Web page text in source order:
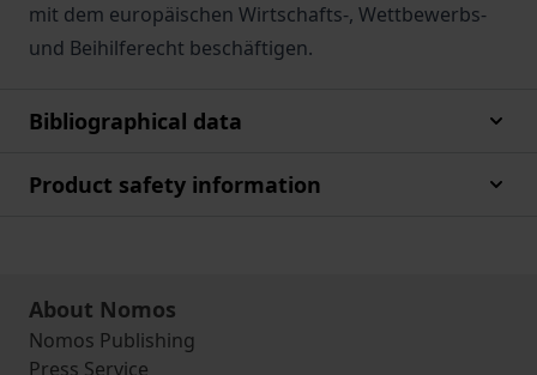
mit dem europäischen Wirtschafts-, Wettbewerbs-
und Beihilferecht beschäftigen.
Bibliographical data
Product safety information
About Nomos
Nomos Publishing
Press Service